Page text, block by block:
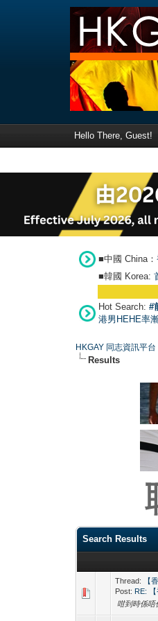
Hello There, Guest!
■中國 China：
■韓國 Korea:
Hot Search: #
港男HEHE率
HKGAY 同志資訊平台
Results
Search Results
Thread:
【
Post: RE:
咁到時係唔